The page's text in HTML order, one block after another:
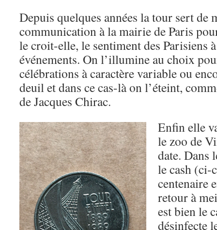
Depuis quelques années la tour sert de
communication à la mairie de Paris
le croit-elle, le sentiment des Parisiens
événements. On l’illumine au choix
célébrations à caractère variable ou
deuil et dans ce cas-là on l’éteint,
de Jacques Chirac.
Enfin elle
le zoo de
date. Dans
le cash (ci-
centenaire
retour à
est bien le
désinfecte